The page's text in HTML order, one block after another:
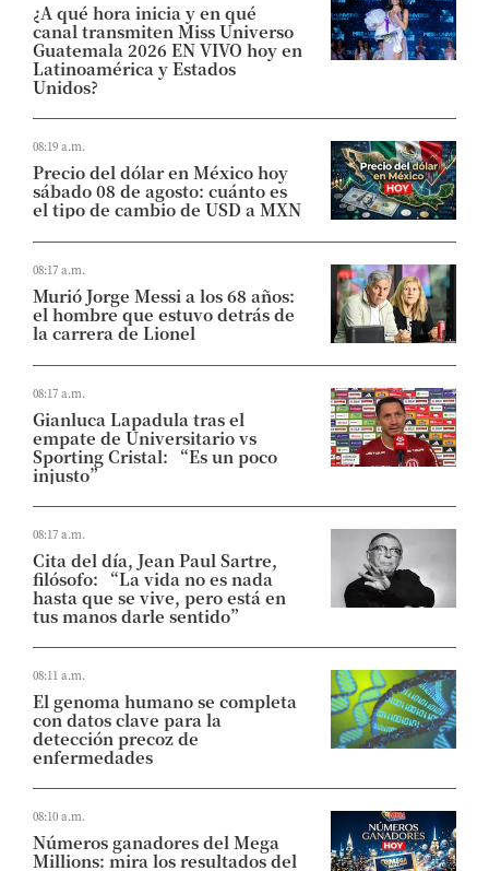
¿A qué hora inicia y en qué
canal transmiten Miss Universo
Guatemala 2026 EN VIVO hoy en
Latinoamérica y Estados
Unidos?
08:19 a.m.
Precio del dólar en México hoy
sábado 08 de agosto: cuánto es
el tipo de cambio de USD a MXN
08:17 a.m.
Murió Jorge Messi a los 68 años:
el hombre que estuvo detrás de
la carrera de Lionel
08:17 a.m.
Gianluca Lapadula tras el
empate de Universitario vs
Sporting Cristal: “Es un poco
injusto”
08:17 a.m.
Cita del día, Jean Paul Sartre,
filósofo: “La vida no es nada
hasta que se vive, pero está en
tus manos darle sentido”
08:11 a.m.
El genoma humano se completa
con datos clave para la
detección precoz de
enfermedades
08:10 a.m.
Números ganadores del Mega
Millions: mira los resultados del